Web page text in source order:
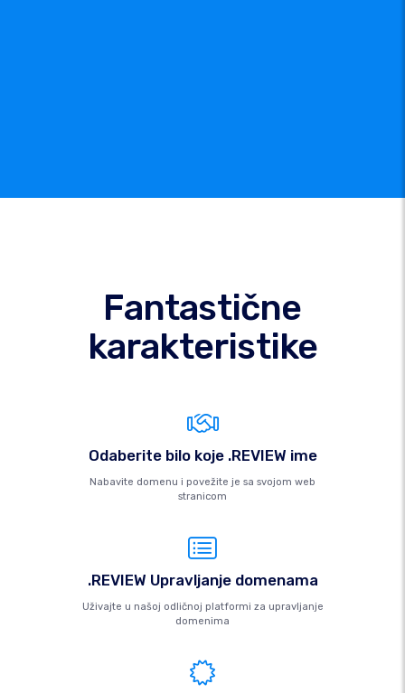
Fantastične
karakteristike
Odaberite bilo koje .REVIEW ime
Nabavite domenu i povežite je sa svojom web
stranicom
.REVIEW Upravljanje domenama
Uživajte u našoj odličnoj platformi za upravljanje
domenima